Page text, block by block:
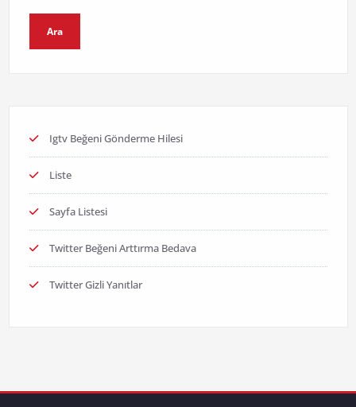
Ara
Igtv Beğeni Gönderme Hilesi
Liste
Sayfa Listesi
Twitter Beğeni Arttırma Bedava
Twitter Gizli Yanıtlar